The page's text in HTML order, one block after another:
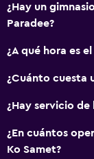
¿Hay un
Paradee?
¿A qué hora es
¿Cuánto cuesta
¿Hay servicio de
¿En cuántos
Ko Samet?